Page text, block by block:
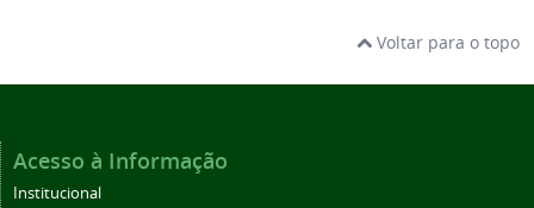
Voltar para o topo
Acesso à Informação
Institucional